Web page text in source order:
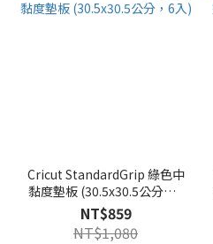
Cricut StandardGrip 綠色中
黏度墊板 (30.5x30.5公分，6
入)
NT$859
NT$1,080